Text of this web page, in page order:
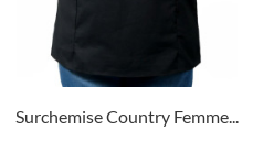
Surchemise Country Femme...